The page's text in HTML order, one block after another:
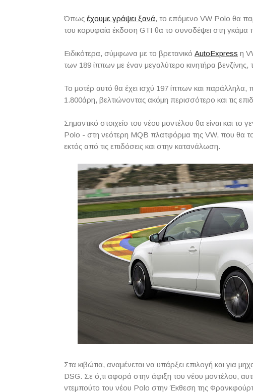
Όπως έχουμε γράψει ξανά, το επόμενο VW Polo θα
του κορυφαία έκδοση GTI θα το συνοδέψει στη γκάμα
Ειδικότερα, σύμφωνα με το βρετανικό AutoExpress η
των 189 ίππων με έναν μεγαλύτερο κινητήρα βενζίνης,
Το μοτέρ αυτό θα έχει ισχύ 197 ίππων και
1.800άρη, βελτιώνοντας ακόμη περισσότερο και τις
Σημαντικό στοιχείο του νέου μοντέλου θα είναι και το
Polo - στη νεότερη MQB πλατφόρμα της VW, που θα
εκτός από τις επιδόσεις και στην κατανάλωση.
Στα κιβώτια, αναμένεται να υπάρξει επιλογή και για
DSG. Σε ό,τι αφορά στην άφιξη του νέου μοντέλου,
ντεμπούτο του νέου Polo στην Έκθεση της